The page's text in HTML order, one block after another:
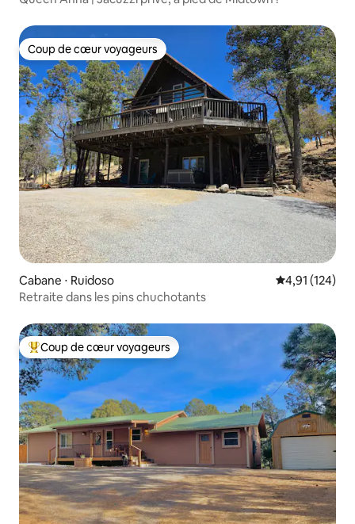
Coup de cœur voyageurs
Coup de cœur voyageurs
Cabane ⋅ Ruidoso Évaluation
4,91 (124)
Retraite dans les pins chuchotants
Coups de cœur voyageurs les plus appréciés
Coup de cœur voyageurs